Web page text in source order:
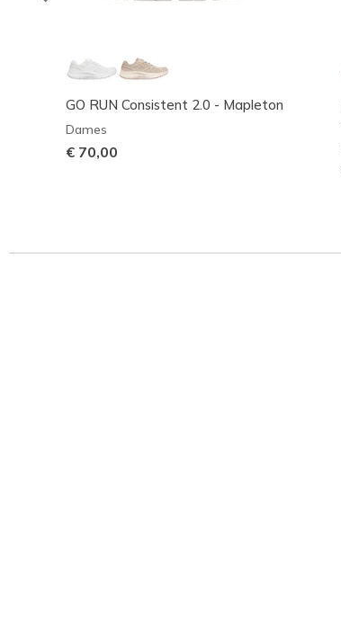
GO RUN Consistent 2.0 - Mapleton
Dames
€ 70,00